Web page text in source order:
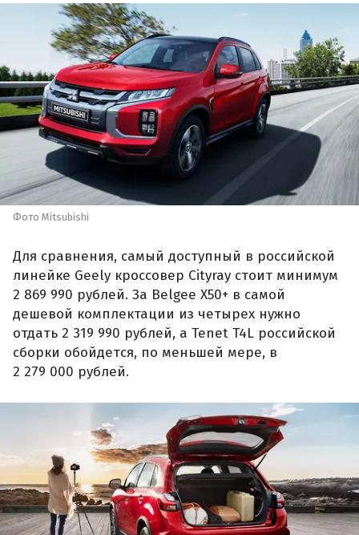
Фото Mitsubishi
Для сравнения, самый доступный в российской
линейке Geely кроссовер Cityray стоит минимум
2 869 990 рублей. За Belgee X50+ в самой
дешевой комплектации из четырех нужно
отдать 2 319 990 рублей, а Tenet T4L российской
сборки обойдется, по меньшей мере, в
2 279 000 рублей.